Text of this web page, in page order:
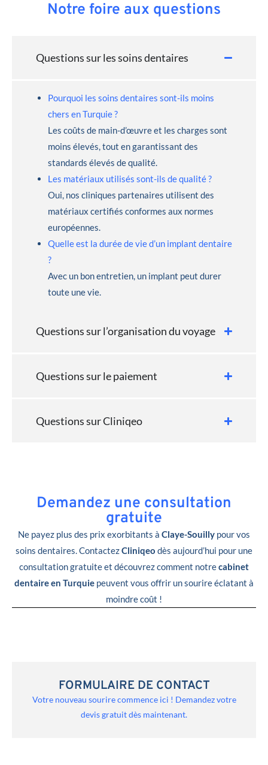
Notre foire aux questions
Questions sur les soins dentaires
Pourquoi les soins dentaires sont-ils moins
chers en Turquie ?
Les coûts de main-d’œuvre et les charges sont
moins élevés, tout en garantissant des
standards élevés de qualité.
Les matériaux utilisés sont-ils de qualité ?
Oui, nos cliniques partenaires utilisent des
matériaux certifiés conformes aux normes
européennes.
Quelle est la durée de vie d’un implant dentaire
?
Avec un bon entretien, un implant peut durer
toute une vie.
Questions sur l’organisation du voyage
Questions sur le paiement
Questions sur Cliniqeo
Demandez une consultation
gratuite
Ne payez plus des prix exorbitants à Claye-Souilly pour vos
soins dentaires. ContactezCliniqeo dès aujourd’hui pour une
consultation gratuite et découvrez comment notrecabinet
dentaire en Turquie peuvent vous offrir un sourire éclatant à
moindre coût !
FORMULAIRE DE CONTACT
Votre nouveau sourire commence ici ! Demandez votre
devis gratuit dès maintenant.